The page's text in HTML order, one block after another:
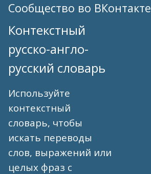
Сообщество во ВКонтакте
Контекстный
русско-англо-
русский словарь
Используйте
контекстный
словарь, чтобы
искать переводы
слов, выражений или
целых фраз с